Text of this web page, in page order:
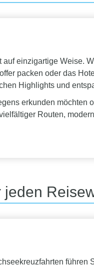
einzigartige Weise.
packen oder das
Highlights und
erkunden möchten
Routen,
führen